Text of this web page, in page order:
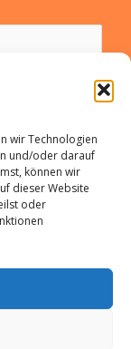
wir Technologien
und/oder darauf
können wir
dieser Website
oder
gelesen (*)